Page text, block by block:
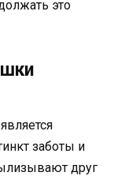
это
заботы и
друг